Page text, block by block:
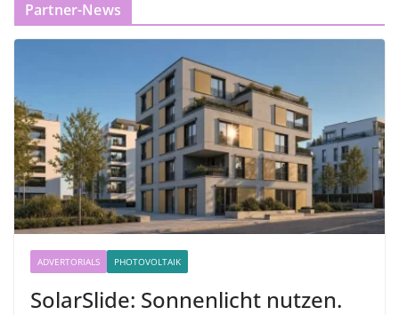
Partner-News
ADVERTORIALS PHOTOVOLTAIK
SolarSlide: Sonnenlicht nutzen.